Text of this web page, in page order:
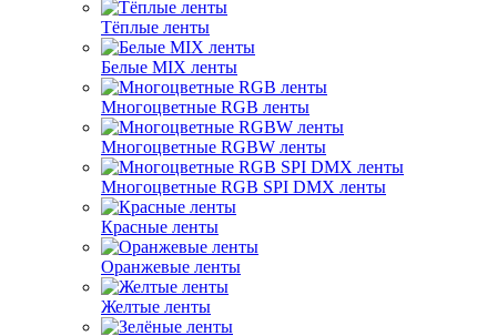
Тёплые ленты
Белые MIX ленты
Многоцветные RGB ленты
Многоцветные RGBW ленты
Многоцветные RGB SPI DMX ленты
Красные ленты
Оранжевые ленты
Желтые ленты